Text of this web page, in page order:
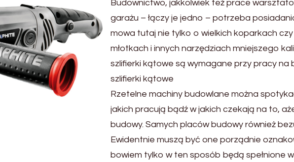
Budownictwo, jakkolwiek też prace
garażu – łączy je jedno – potrzeba
mowa tutaj nie tylko o wielkich koparkach
młotkach i innych narzędziach mniejszego
szlifierki kątowe są wymagane przy pracy na
szlifierki kątowe
Rzetelne machiny budowlane można
jakich pracują bądź w jakich czekają na to,
budowy. Samych placów budowy również
Ewidentnie muszą być one porządnie
bowiem tylko w ten sposób będą spełnione